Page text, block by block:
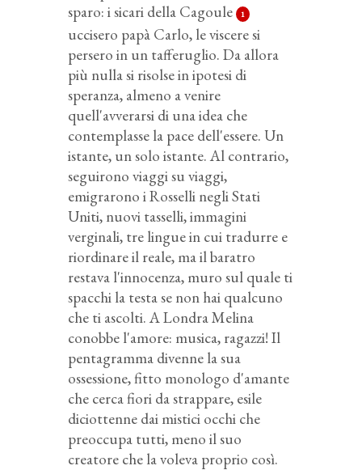
sparo: i sicari della Cagoule
1
uccisero papà Carlo, le viscere si
persero in un tafferuglio. Da allora
più nulla si risolse in ipotesi di
speranza, almeno a venire
quell'avverarsi di una idea che
contemplasse la pace dell'essere. Un
istante, un solo istante. Al contrario,
seguirono viaggi su viaggi,
emigrarono i Rosselli negli Stati
Uniti, nuovi tasselli, immagini
verginali, tre lingue in cui tradurre e
riordinare il reale, ma il baratro
restava l'innocenza, muro sul quale ti
spacchi la testa se non hai qualcuno
che ti ascolti. A Londra Melina
conobbe l'amore: musica, ragazzi! Il
pentagramma divenne la sua
ossessione, fitto monologo d'amante
che cerca fiori da strappare, esile
diciottenne dai mistici occhi che
preoccupa tutti, meno il suo
creatore che la voleva proprio così.